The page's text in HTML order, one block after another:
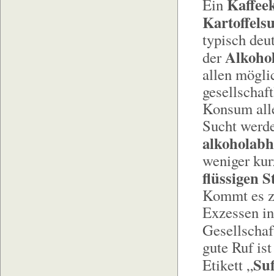
Ein
typisch
der
allen
Konsum
Sucht
weniger
flüssigen
Kommt es
Exzessen
gute Ruf
Etikett „